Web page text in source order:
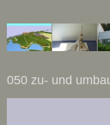
050 zu- und